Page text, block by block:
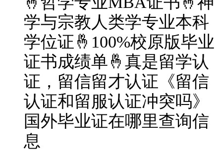
学与宗教人类学专业本科
学位证🤞100%校原版毕业
证书成绩单🤞真是留学认
证，留信留才认证《留信
认证和留服认证冲突吗》
国外毕业证在哪里查询信
息